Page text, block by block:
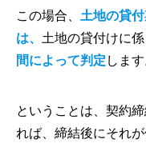
この場合、 土地の貸
は、 土地の貸付けに係
間によって判定 します
ということは、契約
れば、締結後にそれ